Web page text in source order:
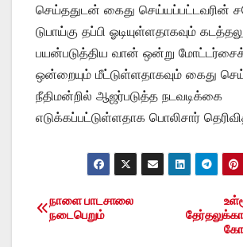
செய்ததுடன் கைது செய்யப்பட்டவரின்
டுபாய்கு தப்பி ஓடியுள்ளதாகவும்
பயன்படுத்திய வான் ஒன்று
ஒன்றையும் மீட்டுள்ளதாகவும் கைது
நீதிமன்றில் ஆஜர்படுத்த நடவடிக்கை
எடுக்கப்பட்டுள்ளதாக பொலிசார்
Post
நாளை பாடசாலை
நடைபெறும்